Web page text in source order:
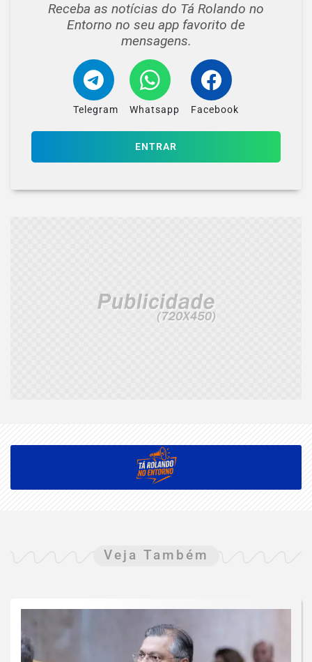
Receba as notícias do Tá Rolando no
Entorno no seu app favorito de
mensagens.
Telegram Whatsapp Facebook
ENTRAR
Veja Também